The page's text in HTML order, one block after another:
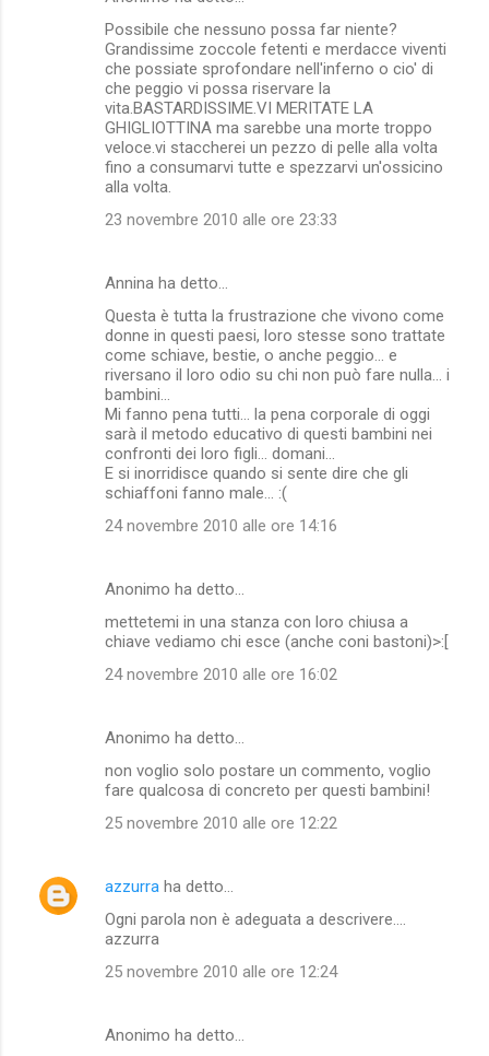
Possibile che nessuno possa far niente?
Grandissime zoccole fetenti e merdacce viventi
che possiate sprofondare nell'inferno o cio' di
che peggio vi possa riservare la
vita.BASTARDISSIME.VI MERITATE LA
GHIGLIOTTINA ma sarebbe una morte troppo
veloce.vi staccherei un pezzo di pelle alla volta
fino a consumarvi tutte e spezzarvi un'ossicino
alla volta.
23 novembre 2010 alle ore 23:33
Annina ha detto…
Questa è tutta la frustrazione che vivono come
donne in questi paesi, loro stesse sono trattate
come schiave, bestie, o anche peggio... e
riversano il loro odio su chi non può fare nulla... i
bambini...
Mi fanno pena tutti... la pena corporale di oggi
sarà il metodo educativo di questi bambini nei
confronti dei loro figli... domani...
E si inorridisce quando si sente dire che gli
schiaffoni fanno male... :(
24 novembre 2010 alle ore 14:16
Anonimo ha detto…
mettetemi in una stanza con loro chiusa a
chiave vediamo chi esce (anche coni bastoni)>:[
24 novembre 2010 alle ore 16:02
Anonimo ha detto…
non voglio solo postare un commento, voglio
fare qualcosa di concreto per questi bambini!
25 novembre 2010 alle ore 12:22
azzurra ha detto…
Ogni parola non è adeguata a descrivere....
azzurra
25 novembre 2010 alle ore 12:24
Anonimo ha detto…